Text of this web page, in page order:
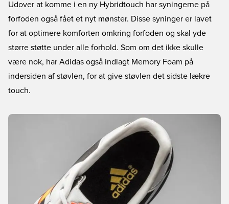
Udover at komme i en ny Hybridtouch har syningerne på
forfoden også fået et nyt mønster. Disse syninger er lavet
for at optimere komforten omkring forfoden og skal yde
større støtte under alle forhold. Som om det ikke skulle
være nok, har Adidas også indlagt Memory Foam på
indersiden af støvlen, for at give støvlen det sidste lækre
touch.